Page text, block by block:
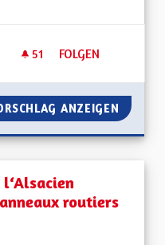
51 51 FOLLOWER
FOLGEN
GÉNÉRALISER
ANZEIGEN
routiers